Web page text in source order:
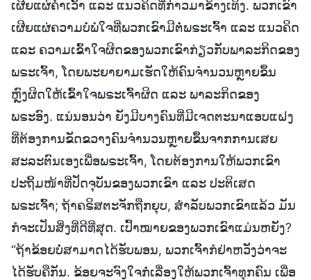
ເຜີຍແຜ່ຄຳເວົ້າ ແລະ ແນວຄິດທີ່ກ່າວມາຂ້າງເທິງ. ພວກເຂົາ
ເຜີຍແຜ່ຄວາມບໍ່ພໍໃຈທີ່ພວກເຂົາມີຕໍ່ພຣະເຈົ້າ ແລະ ແນວຄິດ
ແລະ ຄວາມເຂົ້າໃຈຜິດຂອງພວກເຂົາກ່ຽວກັບພາລະກິດຂອງ
ພຣະເຈົ້າ, ໂດຍພະຍາຍາມເຮັດໃຫ້ຄົນຈຳນວນຫຼາຍຂຶ້ນ
ຫຼົງຜິດໃຫ້ເຂົ້າໃຈພຣະເຈົ້າຜິດ ແລະ ພາລະກິດຂອງ
ພຣະອົງ. ແນ່ນອນວ່າ ຍັງມີບາງຄົນທີ່ມີເຈດຕະນາແອບແຝງ
ທີ່ຕ້ອງການຂັດຂວາງຄົນຈຳນວນຫຼາຍຂຶ້ນຈາກການເສຍ
ສະລະຕົນເອງເພື່ອພຣະເຈົ້າ, ໂດຍຕ້ອງການໃຫ້ພວກເຂົາ
ປະຖິ້ມໜ້າທີ່ປັດຈຸບັນຂອງພວກເຂົາ ແລະ ປະຕິເສດ
ພຣະເຈົ້າ; ຖ້າຄຣິສຕະຈັກຖືກຍຸບ, ສຳລັບພວກເຂົາແລ້ວ ມັນ
ກໍຈະເປັນສິ່ງທີ່ດີທີ່ສຸດ. ເປົ້າໝາຍຂອງພວກເຂົາແມ່ນຫຍັງ?
“ຖ້າຂ້ອຍບໍ່ສາມາດໄດ້ຮັບພອນ, ພວກເຈົ້າກໍຢ່າຫວັງວ່າຈະ
ໄດ້ຮັບຄືກັນ. ຂ້ອຍຈະຈົງໃຈກໍ່ເລື່ອງໃຫ້ພວກເຈົ້າທຸກຄົນ ເພື່ອ